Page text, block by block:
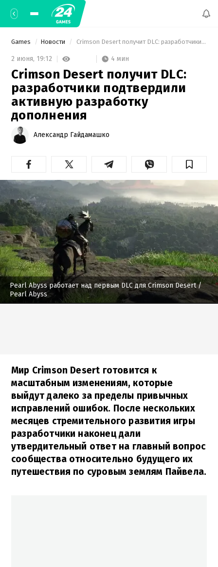
Games Новости Crimson Desert получит DLC: разработчики подтвердили активную разработку дополнения
2 июня, 19:12 4 мин
Crimson Desert получит DLC:
разработчики подтвердили
активную разработку
дополнения
Александр Гайдамашко
Pearl Abyss работает над первым DLC для Crimson Desert/
Pearl Abyss
Мир Crimson Desert готовится к
масштабным изменениям, которые
выйдут далеко за пределы привычных
исправлений ошибок. После нескольких
месяцев стремительного развития игры
разработчики наконец дали
утвердительный ответ на главный вопрос
сообщества относительно будущего их
путешествия по суровым землям Пайвела.